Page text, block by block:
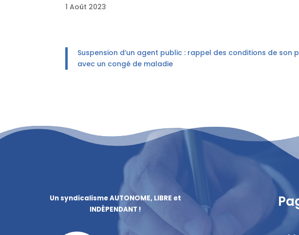
1 Août 2023
Suspension d’un agent public : rappel des conditions de
avec un congé de maladie
Un syndicalisme AUTONOME, LIBRE et
INDÉPENDANT !